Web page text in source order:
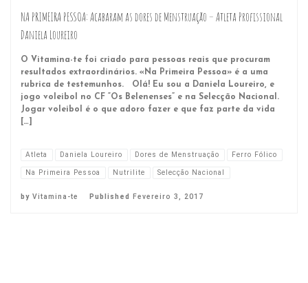
NA PRIMEIRA PESSOA: Acabaram as dores de Menstruação – Atleta Profissional
Daniela Loureiro
O Vitamina-te foi criado para pessoas reais que procuram
resultados extraordinários. «Na Primeira Pessoa» é a uma
rubrica de testemunhos. Olá! Eu sou a Daniela Loureiro, e
jogo voleibol no CF “Os Belenenses” e na Selecção Nacional.
Jogar voleibol é o que adoro fazer e que faz parte da vida
[…]
Atleta Daniela Loureiro Dores de Menstruação
Ferro Fólico
Na Primeira Pessoa
Nutrilite Selecção Nacional
by Vitamina-te Published Fevereiro 3, 2017